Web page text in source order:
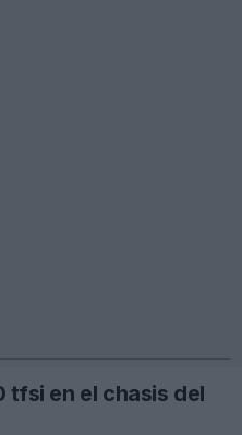
tfsi en el chasis del